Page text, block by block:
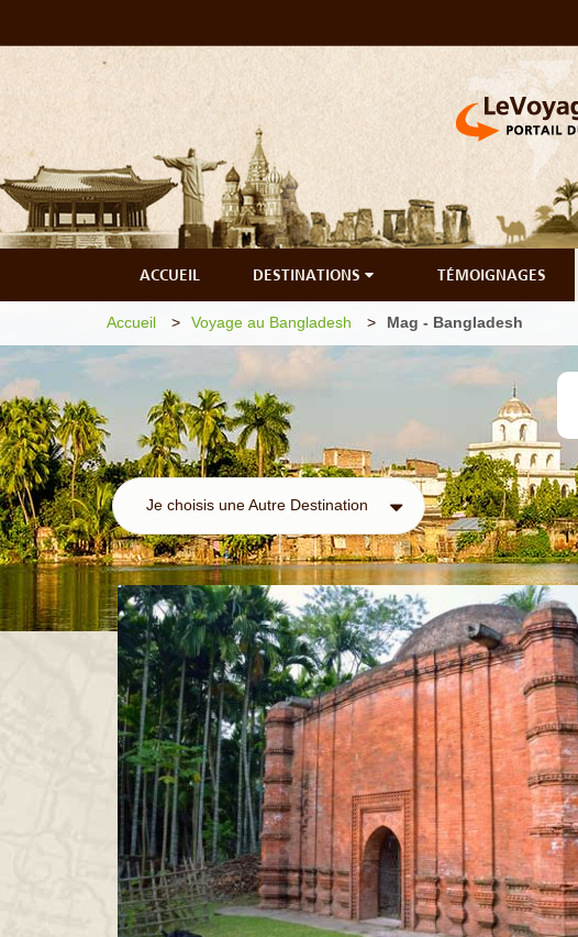
ACCUEIL DESTINATIONS TÉMOIGNAGES
Accueil Voyage au Bangladesh Mag - Bangladesh
Je choisis une Autre Destination